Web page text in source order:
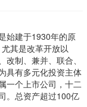
始建于1930年的原
其是改革开放以
制、兼并、联合、
具有多元化投资主体
一个上市公司，十二
。总资产超过100亿